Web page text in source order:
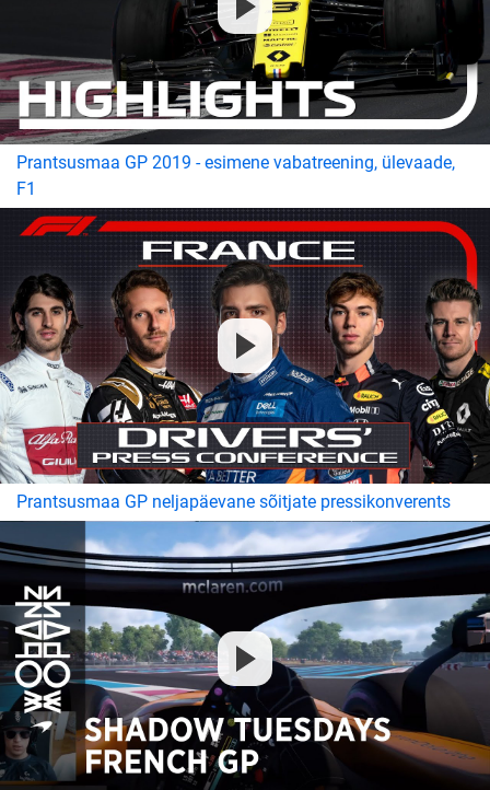
Prantsusmaa GP 2019 - esimene vabatreening, ülevaade,
F1
Prantsusmaa GP neljapäevane sõitjate pressikonverents